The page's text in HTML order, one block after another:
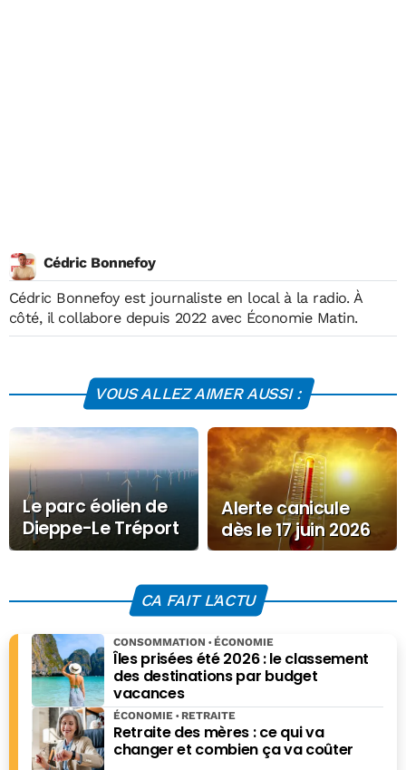
Cédric Bonnefoy
Cédric Bonnefoy est journaliste en local à la radio. À
côté, il collabore depuis 2022 avec Économie Matin.
VOUS ALLEZ AIMER AUSSI :
Le parc éolien de
Dieppe-Le Tréport
avance
Alerte canicule
dès le 17 juin 2026
CA FAIT L'ACTU
Îles prisées été 2026 : le classement
des destinations par budget
vacances
CONSOMMATION ÉCONOMIE
Retraite des mères : ce qui va
changer et combien ça va coûter
ÉCONOMIE RETRAITE